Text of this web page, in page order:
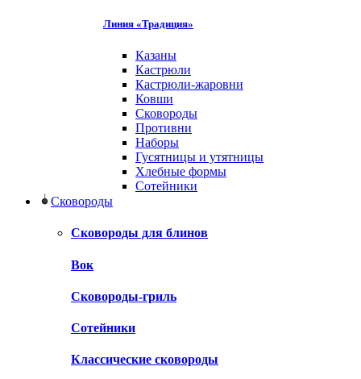
Линия «Традиция»
Казаны
Кастрюли
Кастрюли-жаровни
Ковши
Сковороды
Противни
Наборы
Гусятницы и утятницы
Хлебные формы
Сотейники
Сковороды
Сковороды для блинов
Вок
Сковороды-гриль
Сотейники
Классические сковороды